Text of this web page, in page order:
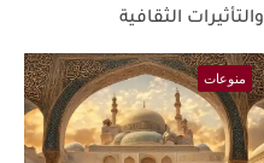
والتأثيرات الثقافية
منوعات